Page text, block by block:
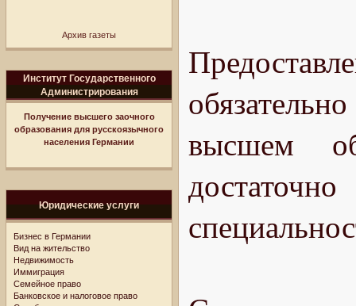
Архив газеты
Институт Государственного
Администрирования
Получение высшего заочного
образования для русскоязычного
населения Германии
Юридические услуги
Бизнес в Германии
Вид на жительство
Недвижимость
Иммиграция
Семейное право
Банковское и налоговое право
высшем